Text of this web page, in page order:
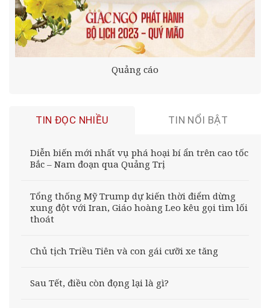
Quảng cáo
TIN ĐỌC NHIỀU TIN NỔI BẬT
Diễn biến mới nhất vụ phá hoại bí ẩn trên cao tốc
Bắc – Nam đoạn qua Quảng Trị
Tổng thống Mỹ Trump dự kiến thời điểm dừng
xung đột với Iran, Giáo hoàng Leo kêu gọi tìm lối
thoát
Chủ tịch Triều Tiên và con gái cưỡi xe tăng
Sau Tết, điều còn đọng lại là gì?